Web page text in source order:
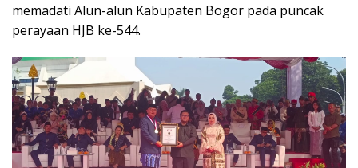
memadati Alun-alun Kabupaten Bogor pada puncak
perayaan HJB ke-544.